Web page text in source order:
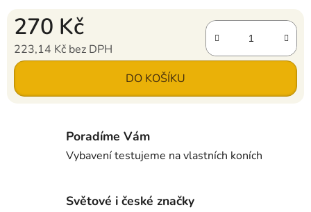
270 Kč
223,14 Kč bez DPH
Měrná cena: DO KOŠÍKU
Poradíme Vám
Vybavení testujeme na vlastních koních
Světové i české značky